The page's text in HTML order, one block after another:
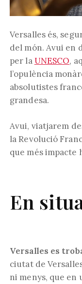
Versalles és,
del món. Avui en
per laUNESCO,
l’opulència
absolutistes
grandesa.
Avui, viatjarem
la Revolució
que més impacte
En
Versalles es
ciutat de
ni menys, que en